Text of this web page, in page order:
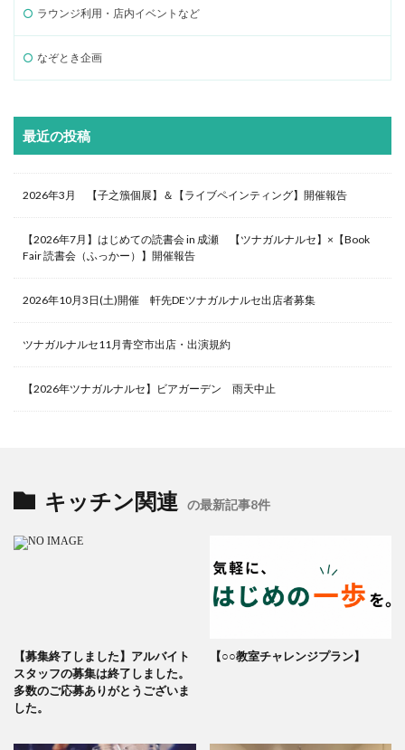
ラウンジ利用・店内イベントなど
なぞとき企画
最近の投稿
2026年3月 【子之籏個展】＆【ライブペインティング】開催報告
【2026年7月】はじめての読書会 in 成瀬 【ツナガルナルセ】×【Book
Fair 読書会（ふっかー）】開催報告
2026年10月3日(土)開催 軒先DEツナガルナルセ出店者募集
ツナガルナルセ11月青空市出店・出演規約
【2026年ツナガルナルセ】ビアガーデン 雨天中止
キッチン関連 の最新記事8件
【募集終了しました】アルバイト
スタッフの募集は終了しました。
多数のご応募ありがとうございま
した。
【○○教室チャレンジプラン】